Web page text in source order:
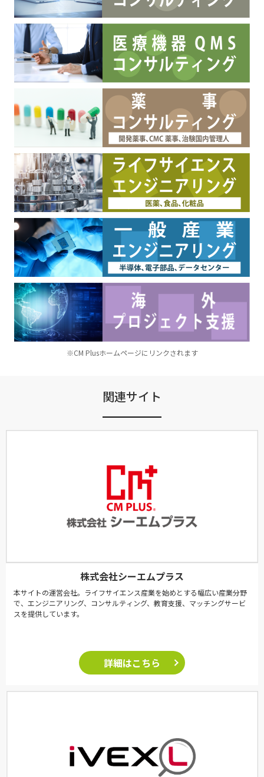
※CM Plusホームページにリンクされます
関連サイト
株式会社シーエムプラス
本サイトの運営会社。ライフサイエンス産業を始めとする幅広い産業分野
で、エンジニアリング、コンサルティング、教育支援、マッチングサービ
スを提供しています。
詳細はこちら